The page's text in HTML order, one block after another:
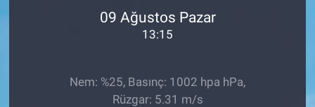
09 Ağustos Pazar
13:15
Nem: %25, Basınç: 1002 hpa hPa,
Rüzgar: 5.31 m/s